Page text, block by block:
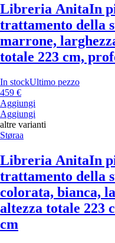
Libreria AnitaIn
trattamento della
marrone,
totale 223 cm,
In stockUltimo pezzo
459 €
Aggiungi
Aggiungi
altre varianti
Støraa
Libreria AnitaIn
trattamento della
colorata, bianca,
altezza totale 223
cm